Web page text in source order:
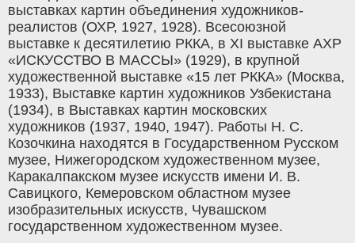
выставках картин объединения художников-
реалистов (ОХР, 1927, 1928). Всесоюзной
выставке к десятилетию РККА, в XI выставке АХР
«ИСКУССТВО В МАССЫ» (1929), в крупной
художественной выставке «15 лет РККА» (Москва,
1933), Выставке картин художников Узбекистана
(1934), в Выставках картин московских
художников (1937, 1940, 1947). Работы Н. С.
Козочкина находятся в Государственном Русском
музее, Нижегородском художественном музее,
Каракалпакском музее искусств имени И. В.
Савицкого, Кемеровском областном музее
изобразительных искусств, Чувашском
государственном художественном музее.